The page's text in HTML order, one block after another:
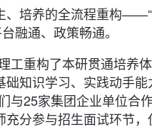
培养的全流程重构
融通、政策畅通。
工重构了本研贯通培
知识学习、实践动手
与25家集团企业单位
分参与招生面试环节